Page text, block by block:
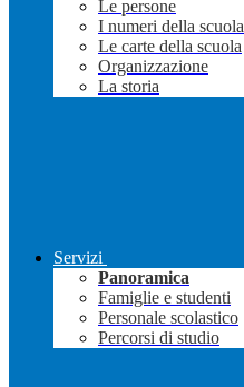
Le persone
I numeri della scuola
Le carte della scuola
Organizzazione
La storia
Servizi
Panoramica
Famiglie e studenti
Personale scolastico
Percorsi di studio